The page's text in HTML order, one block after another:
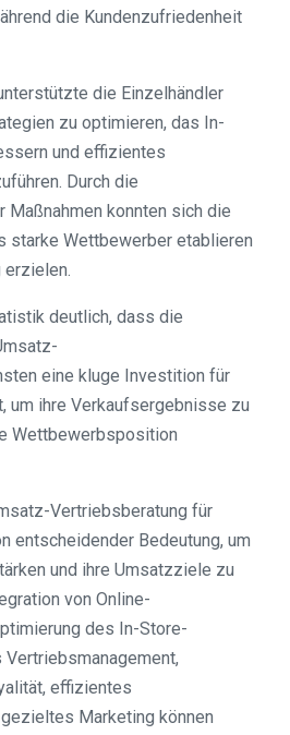
die Kundenzufriedenheit
die Einzelhändler
zu optimieren, das In-
und effizientes
Durch die
konnten sich die
starke Wettbewerber etablieren
deutlich, dass die
eine kluge Investition für
um ihre Verkaufsergebnisse zu
Wettbewerbsposition
Vertriebsberatung für
entscheidender Bedeutung, um
und ihre Umsatzziele zu
von Online-
des In-Store-
effizientes
Marketing können